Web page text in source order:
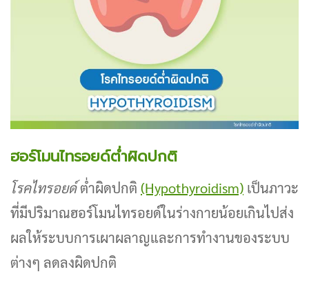
ฮอร์โมนไทรอยด์ต่ำผิดปกติ
โรคไทรอยด์ต่ำผิดปกติ (Hypothyroidism) เป็นภาวะ
ที่มีปริมาณฮอร์โมนไทรอยด์ในร่างกายน้อยเกินไปส่ง
ผลให้ระบบการเผาผลาญและการทำงานของระบบ
ต่างๆ ลดลงผิดปกติ